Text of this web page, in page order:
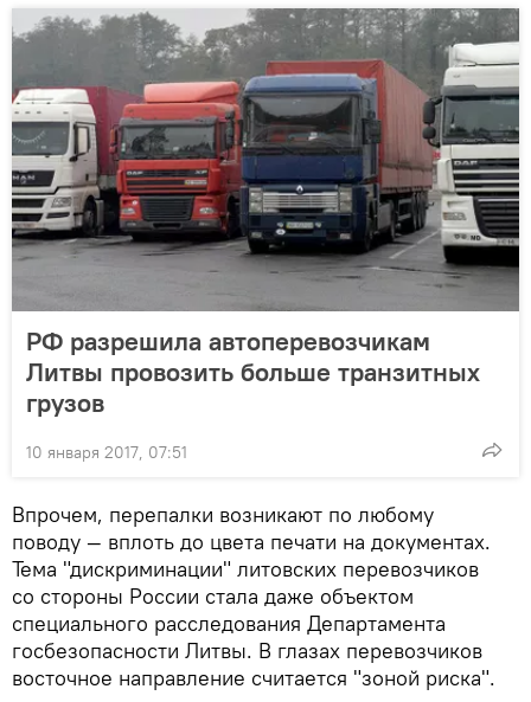
РФ разрешила автоперевозчикам
Литвы провозить больше транзитных
грузов
10 января 2017, 07:51
Впрочем, перепалки возникают по любому
поводу — вплоть до цвета печати на документах.
Тема "дискриминации" литовских перевозчиков
со стороны России стала даже объектом
специального расследования Департамента
госбезопасности Литвы. В глазах перевозчиков
восточное направление считается "зоной риска".